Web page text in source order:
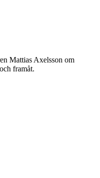
Mattias Axelsson om
framåt.